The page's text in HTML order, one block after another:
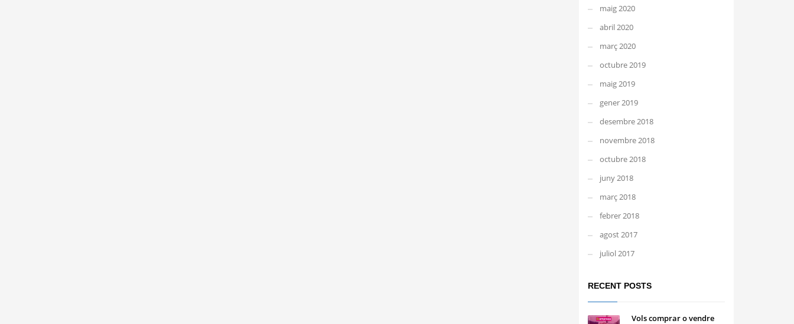
maig 2020
abril 2020
març 2020
octubre 2019
maig 2019
gener 2019
desembre 2018
novembre 2018
octubre 2018
juny 2018
març 2018
febrer 2018
agost 2017
juliol 2017
RECENT POSTS
Vols comprar o vendre